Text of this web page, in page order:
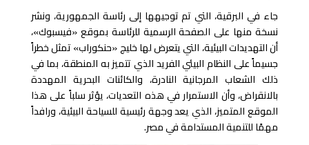
جاء في البرقية، التي تم توجيهها إلى رئاسة الجمهورية، ونشر
نسخة منها على الصفحة الرسمية للرئاسة بموقع «فيسبوك»،
أن التهديدات البيئية، التي يتعرض لها خليج «حنكوراب» تمثل خطراً
جسيماً على النظام البيئي الفريد الذي تتميز به المنطقة، بما في
ذلك الشعاب المرجانية النادرة، والكائنات البحرية المهددة
بالانقراض، وأن الاستمرار في هذه التعديات، يؤثر سلباً على هذا
الموقع المتميز، الذي يعد وجهة رئيسية للسياحة البيئية، ورافداً
مهمًا للتنمية المستدامة في مصر.